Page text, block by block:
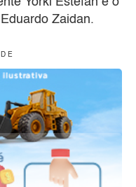
Zaidan.
E